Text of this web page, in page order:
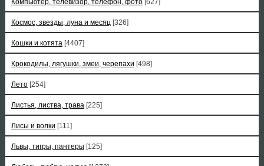
Компьютер, телевизор, телефон, фото [627]
Космос, звезды, луна и месяц [326]
Кошки и котята [4407]
Крокодилы, лягушки, змеи, черепахи [498]
Лето [254]
Листья, листва, трава [225]
Лисы и волки [111]
Львы, тигры, пантеры [125]